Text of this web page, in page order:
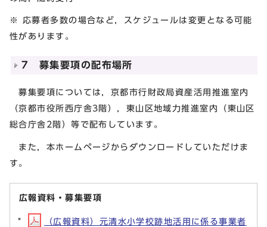
※ 応募者多数の場合など，スケジュールは変更となる可能
性があります。
7 募集要項の配布場所
募集要項については，京都市行財政局資産活用推進室内
（京都市役所西庁舎3階），東山区地域力推進室内（東山区
総合庁舎2階）等で配布しています。
また，本ホームページからダウンロードしていただけま
す。
広報資料・募集要項
（広報資料）元清水小学校跡地活用に係る事業者